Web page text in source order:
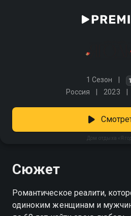
1 Сезон
Россия 2023
Дом отдыха
Сюжет
Романтическое реалити,
одиноким женщинам и